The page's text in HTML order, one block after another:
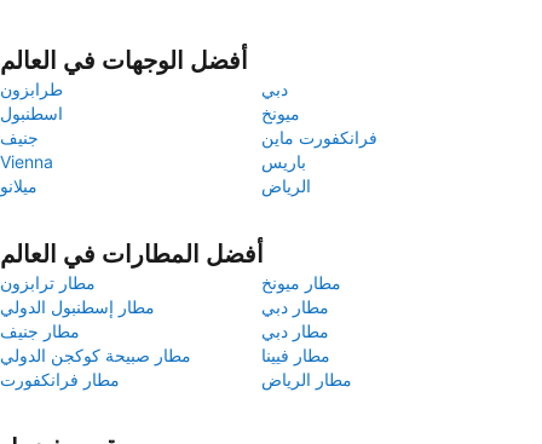
أفضل الوجهات في العالم
طرابزون
دبي
اسطنبول
ميونخ
جنيف
فرانكفورت ماين
Vienna
باريس
ميلانو
الرياض
أفضل المطارات في العالم
مطار ترابزون
مطار ميونخ
مطار إسطنبول الدولي
مطار دبي
مطار جنيف
مطار دبي
مطار صبيحة كوكجن الدولي
مطار فيينا
مطار فرانكفورت
مطار الرياض